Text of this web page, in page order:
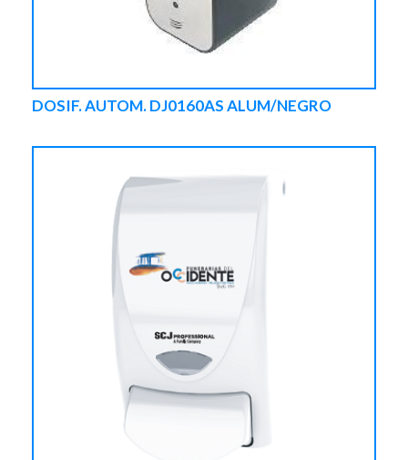
DOSIF. AUTOM. DJ0160AS ALUM/NEGRO